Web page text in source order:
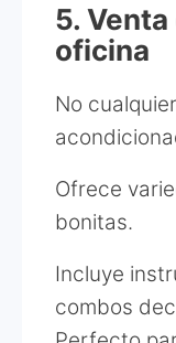
5.
oficina
No
Ofrece
bonitas.
Incluye
combos